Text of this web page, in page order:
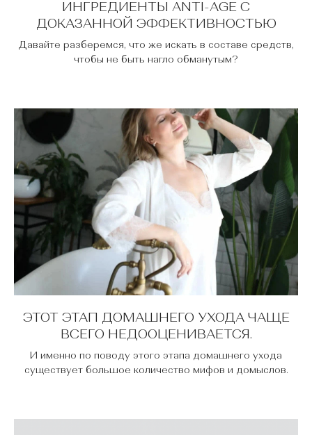
ИНГРЕДИЕНТЫ ANTI-AGE С
ДОКАЗАННОЙ ЭФФЕКТИВНОСТЬЮ
Давайте разберемся, что же искать в составе средств,
чтобы не быть нагло обманутым?
ЭТОТ ЭТАП ДОМАШНЕГО УХОДА ЧАЩЕ
ВСЕГО НЕДООЦЕНИВАЕТСЯ.
И именно по поводу этого этапа домашнего ухода
существует большое количество мифов и домыслов.